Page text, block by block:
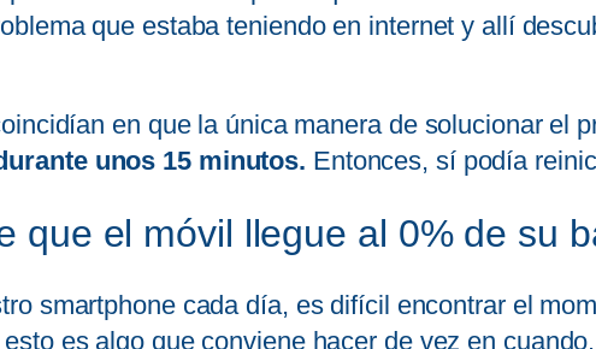
que estaba teniendo en internet y allí
en que la única manera de solucionar el
unos 15 minutos. Entonces, sí podía
que el móvil llegue al 0% de su
smartphone cada día, es difícil encontrar el
es algo que conviene hacer de vez en cuando.